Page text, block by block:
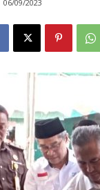
06/09/2023